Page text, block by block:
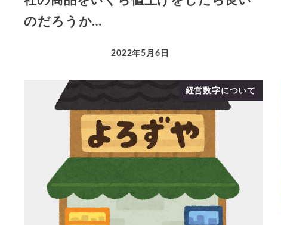
のだろうか…
2022年5月6日
経営数字について